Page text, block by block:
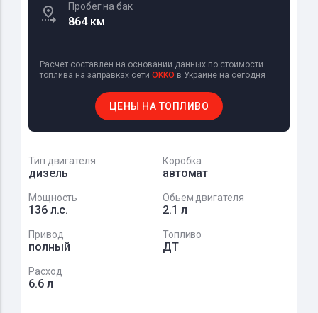
Пробег на бак
864 км
Расчет составлен на основании данных по стоимости
топлива на заправках сети OKKO в Украине на сегодня
ЦЕНЫ НА ТОПЛИВО
Тип двигателя
дизель
Коробка
автомат
Мощность
136 л.с.
Обьем двигателя
2.1 л
Привод
полный
Топливо
ДТ
Расход
6.6 л